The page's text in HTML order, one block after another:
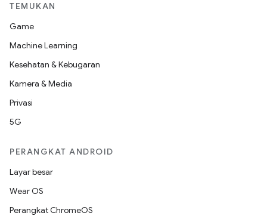
TEMUKAN
Game
Machine Learning
Kesehatan & Kebugaran
Kamera & Media
Privasi
5G
PERANGKAT ANDROID
Layar besar
Wear OS
Perangkat ChromeOS